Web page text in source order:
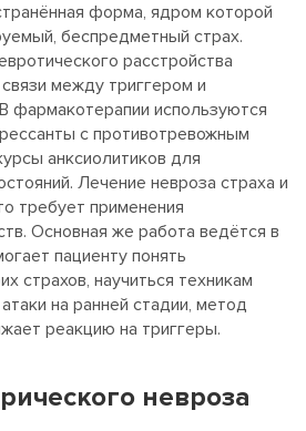
форма, ядром которой
беспредметный страх.
расстройства
между триггером и
фармакотерапии используются
с противотревожным
анксиолитиков для
Лечение невроза страха и
требует применения
Основная же работа ведётся в
пациенту понять
страхов, научиться техникам
на ранней стадии, метод
реакцию на триггеры.
невроза